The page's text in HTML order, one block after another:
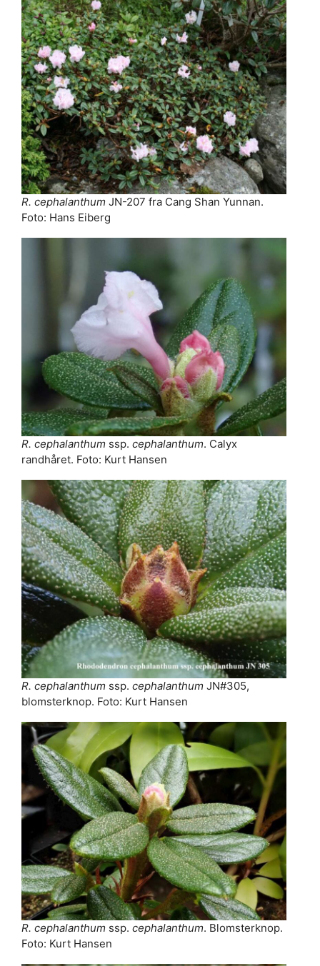
R. cephalanthum JN-207 fra Cang Shan Yunnan.
Foto: Hans Eiberg
R. cephalanthum ssp. cephalanthum. Calyx
randhåret. Foto: Kurt Hansen
R. cephalanthum ssp. cephalanthum JN#305,
blomsterknop. Foto: Kurt Hansen
R. cephalanthum ssp. cephalanthum. Blomsterknop.
Foto: Kurt Hansen